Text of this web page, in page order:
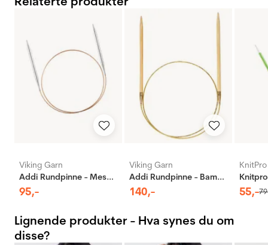
Viking Garn
Addi Rundpinne - Messing
95,-
Viking Garn
Addi Rundpinne - Bambus
140,-
KnitPro
55,-79
Lignende produkter - Hva synes du om
disse?